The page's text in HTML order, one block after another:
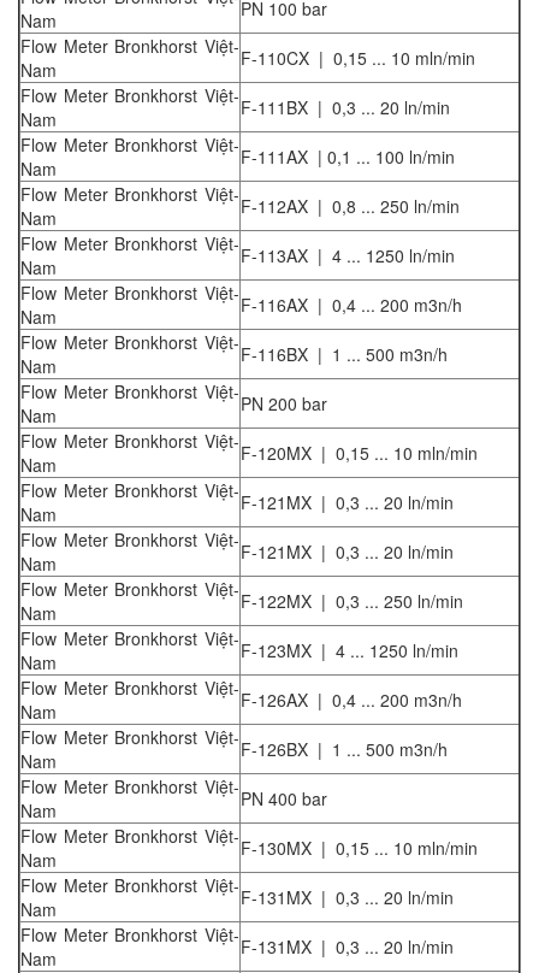
Nam
PN 100 bar
Flow Meter Bronkhorst Việt-
Nam
F-110CX | 0,15 ... 10 mln/min
Flow Meter Bronkhorst Việt-
Nam
F-111BX | 0,3 ... 20 ln/min
Flow Meter Bronkhorst Việt-
Nam
F-111AX | 0,1 ... 100 ln/min
Flow Meter Bronkhorst Việt-
Nam
F-112AX | 0,8 ... 250 ln/min
Flow Meter Bronkhorst Việt-
Nam
F-113AX | 4 ... 1250 ln/min
Flow Meter Bronkhorst Việt-
Nam
F-116AX | 0,4 ... 200 m3n/h
Flow Meter Bronkhorst Việt-
Nam
F-116BX | 1 ... 500 m3n/h
Flow Meter Bronkhorst Việt-
Nam
PN 200 bar
Flow Meter Bronkhorst Việt-
Nam
F-120MX | 0,15 ... 10 mln/min
Flow Meter Bronkhorst Việt-
Nam
F-121MX | 0,3 ... 20 ln/min
Flow Meter Bronkhorst Việt-
Nam
F-121MX | 0,3 ... 20 ln/min
Flow Meter Bronkhorst Việt-
Nam
F-122MX | 0,3 ... 250 ln/min
Flow Meter Bronkhorst Việt-
Nam
F-123MX | 4 ... 1250 ln/min
Flow Meter Bronkhorst Việt-
Nam
F-126AX | 0,4 ... 200 m3n/h
Flow Meter Bronkhorst Việt-
Nam
F-126BX | 1 ... 500 m3n/h
Flow Meter Bronkhorst Việt-
Nam
PN 400 bar
Flow Meter Bronkhorst Việt-
Nam
F-130MX | 0,15 ... 10 mln/min
Flow Meter Bronkhorst Việt-
Nam
F-131MX | 0,3 ... 20 ln/min
Flow Meter Bronkhorst Việt-
Nam
F-131MX | 0,3 ... 20 ln/min